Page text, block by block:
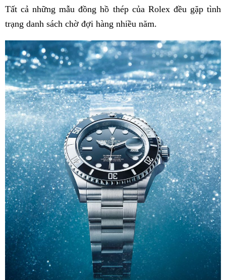
Tất cả những mẫu đồng hồ thép của Rolex đều gặp tình
trạng danh sách chờ đợi hàng nhiều năm.